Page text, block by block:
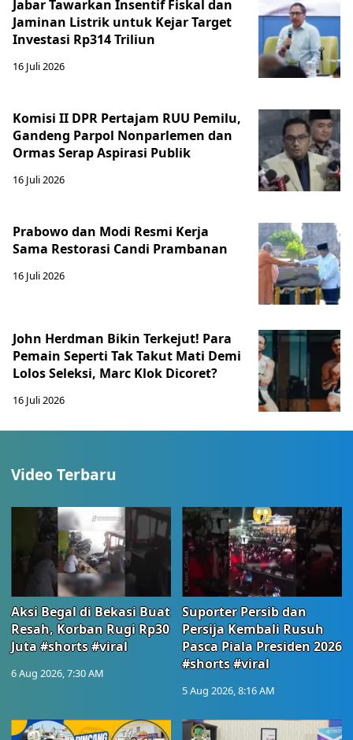
Jabar Tawarkan Insentif Fiskal dan
Jaminan Listrik untuk Kejar Target
Investasi Rp314 Triliun
16 Juli 2026
Komisi II DPR Pertajam RUU Pemilu,
Gandeng Parpol Nonparlemen dan
Ormas Serap Aspirasi Publik
16 Juli 2026
Prabowo dan Modi Resmi Kerja
Sama Restorasi Candi Prambanan
16 Juli 2026
John Herdman Bikin Terkejut! Para
Pemain Seperti Tak Takut Mati Demi
Lolos Seleksi, Marc Klok Dicoret?
16 Juli 2026
Video Terbaru
Aksi Begal di Bekasi Buat
Resah, Korban Rugi Rp30
Juta #shorts #viral
6 Aug 2026, 7:30 AM
Suporter Persib dan
Persija Kembali Rusuh
Pasca Piala Presiden 2026
#shorts #viral
5 Aug 2026, 8:16 AM